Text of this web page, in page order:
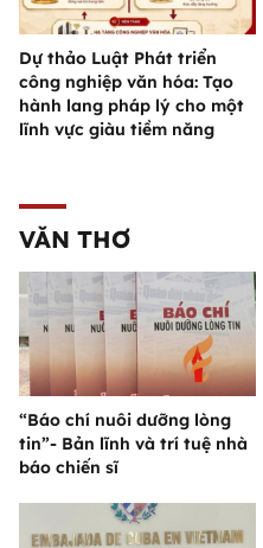
Dự thảo Luật Phát triển
công nghiệp văn hóa: Tạo
hành lang pháp lý cho một
lĩnh vực giàu tiềm năng
VĂN THƠ
“Báo chí nuôi dưỡng lòng
tin”- Bản lĩnh và trí tuệ nhà
báo chiến sĩ